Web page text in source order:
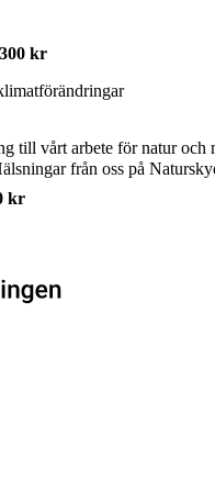
300 kr
till vårt arbete för natur och
från oss på
kr